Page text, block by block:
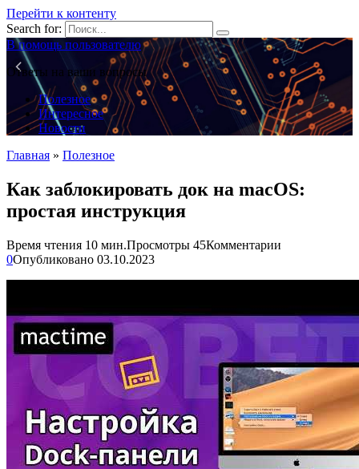
Перейти к контенту
Search for:
В помощь пользователю
Ответы на ваши вопросы
Полезное
Интересное
Новости
Главная » Полезное
Как заблокировать док на macOS:
простая инструкция
Время чтения 10 мин.Просмотры 45Комментарии
0Опубликовано 03.10.2023